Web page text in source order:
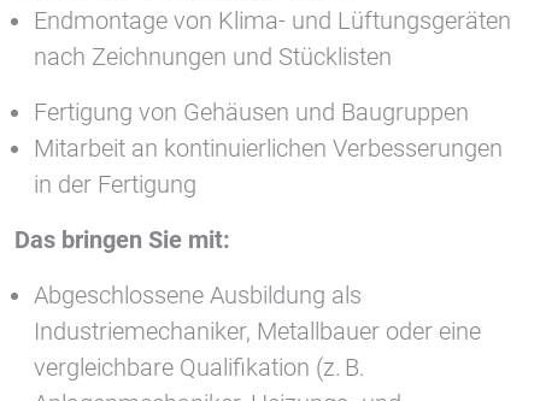
Endmontage von Klima- und Lüftungsgeräten
nach Zeichnungen und Stücklisten
Fertigung von Gehäusen und Baugruppen
Mitarbeit an kontinuierlichen Verbesserungen
in der Fertigung
Das bringen Sie mit:
Abgeschlossene Ausbildung als
Industriemechaniker, Metallbauer oder eine
vergleichbare Qualifikation (z. B.